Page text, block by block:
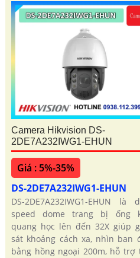
Camera Hikvision DS-
2DE7A232IWG1-EHUN
Giá : 5%-35%
DS-2DE7A232IWG1-EHUN
DS-2DE7A232IWG1-EHUN là
speed dome trang bị ống
quang học lên đến 32X giúp
sát khoảng cách xa, nhìn ban
bằng hồng ngoại 200m, hỗ trợ